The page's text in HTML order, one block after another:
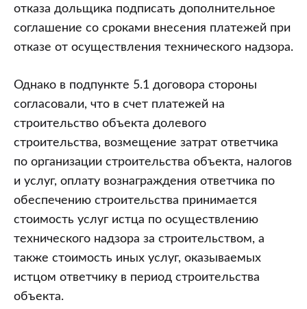
отказа дольщика подписать дополнительное
соглашение со сроками внесения платежей при
отказе от осуществления технического надзора.
Однако в подпункте 5.1 договора стороны
согласовали, что в счет платежей на
строительство объекта долевого
строительства, возмещение затрат ответчика
по организации строительства объекта, налогов
и услуг, оплату вознаграждения ответчика по
обеспечению строительства принимается
стоимость услуг истца по осуществлению
технического надзора за строительством, а
также стоимость иных услуг, оказываемых
истцом ответчику в период строительства
объекта.